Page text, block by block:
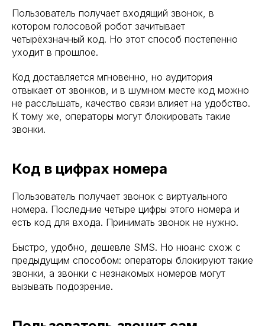
Пользователь получает входящий звонок, в
котором голосовой робот зачитывает
четырёхзначный код. Но этот способ постепенно
уходит в прошлое.
Код доставляется мгновенно, но аудитория
отвыкает от звонков, и в шумном месте код можно
не расслышать, качество связи влияет на удобство.
К тому же, операторы могут блокировать такие
звонки.
Код в цифрах номера
Пользователь получает звонок с виртуального
номера. Последние четыре цифры этого номера и
есть код для входа. Принимать звонок не нужно.
Быстро, удобно, дешевле SMS. Но нюанс схож с
предыдущим способом: операторы блокируют такие
звонки, а звонки с незнакомых номеров могут
вызывать подозрение.